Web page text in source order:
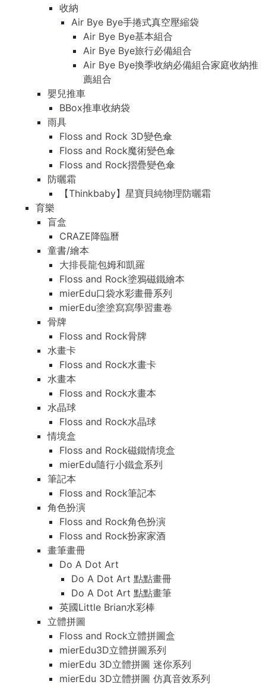
收納
Air Bye Bye手捲式真空壓縮袋
Air Bye Bye基本組合
Air Bye Bye旅行必備組合
Air Bye Bye換季收納必備組合家庭收納推
薦組合
嬰兒推車
BBox推車收納袋
雨具
Floss and Rock 3D變色傘
Floss and Rock魔術變色傘
Floss and Rock摺疊變色傘
防曬霜
【Thinkbaby】星寶貝純物理防曬霜
育樂
盲盒
CRAZE降臨曆
童書/繪本
大排長龍包姆和凱羅
Floss and Rock塗鴉磁鐵繪本
mierEdu口袋水彩畫冊系列
mierEdu塗塗寫寫學習畫卷
骨牌
Floss and Rock骨牌
水畫卡
Floss and Rock水畫卡
水畫本
Floss and Rock水畫本
水晶球
Floss and Rock水晶球
情境盒
Floss and Rock磁鐵情境盒
mierEdu隨行小鐵盒系列
筆記本
Floss and Rock筆記本
角色扮演
Floss and Rock角色扮演
Floss and Rock扮家家酒
畫筆畫冊
Do A Dot Art
Do A Dot Art 點點畫冊
Do A Dot Art 點點畫筆
英國Little Brian水彩棒
立體拼圖
Floss and Rock立體拼圖盒
mierEdu3D立體拼圖系列
mierEdu 3D立體拼圖 迷你系列
mierEdu 3D立體拼圖 仿真音效系列